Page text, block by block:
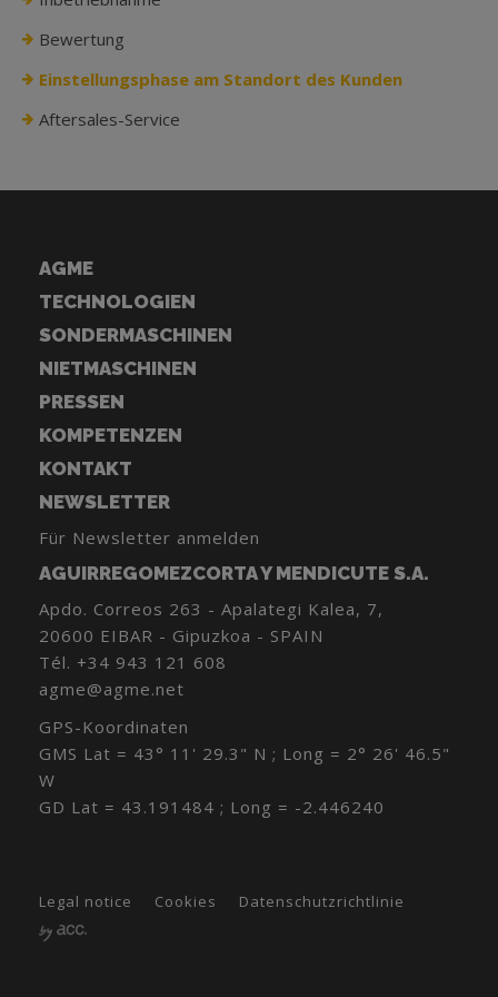
Bewertung
Einstellungsphase am Standort des Kunden
Aftersales-Service
AGME
TECHNOLOGIEN
SONDERMASCHINEN
NIETMASCHINEN
PRESSEN
KOMPETENZEN
KONTAKT
NEWSLETTER
Für Newsletter anmelden
AGUIRREGOMEZCORTA Y MENDICUTE S.A.
Apdo. Correos 263 - Apalategi Kalea, 7,
20600 EIBAR - Gipuzkoa - SPAIN
Tél. +34 943 121 608
agme@agme.net
GPS-Koordinaten
GMS Lat = 43° 11' 29.3" N ; Long = 2° 26' 46.5"
W
GD Lat = 43.191484 ; Long = -2.446240
Legal notice Cookies Datenschutzrichtlinie